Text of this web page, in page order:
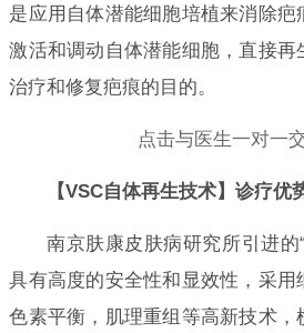
是应用自体潜能细胞培植来消除
激活和调动自体潜能细胞，直接再
治疗和修复疤痕的目的。
点击与医生一对一
【VSC自体再生技术】诊疗优
南京肤康皮肤病研究所引进的
具有高度的安全性和显效性，采用
色素平衡，肌理重组等高新技术